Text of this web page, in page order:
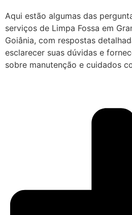
Aqui estão algumas das
serviços de Limpa Fossa em
Goiânia, com respostas
esclarecer suas dúvidas e
sobre manutenção e cuidados